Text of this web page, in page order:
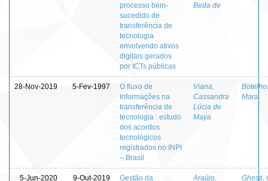
processo bem-
sucedido de
transferência de
tecnologia
envolvendo ativos
digitais gerados
por ICTs públicas
Beda de
28-Nov-2019 5-Fev-1997
O fluxo de
Informações na
transferência de
tecnologia : estudo
dos acordos
tecnológicos
registrados no INPI
– Brasil
Viana,
Cassandra
Lúcia de
Maya
Mara
5-Jun-2020 9-Out-2019
Gestão da
Araújo,
Ghesti,